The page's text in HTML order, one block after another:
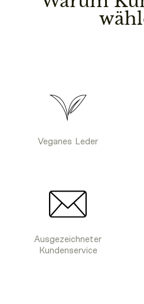
Veganes Leder
Ausgezeichneter
Kundenservice